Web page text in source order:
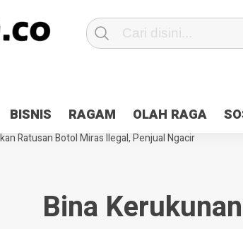
BISNIS RAGAM OLAH RAGA
2×24 jam di Kota Jayapura
Pesan Sejuk Polri di
Terbakar
Hibah Pilkada Jayapura Cair 10
Ratusan Botol Miras Ilegal, Penjual Ngacir
Bina Kerukunan